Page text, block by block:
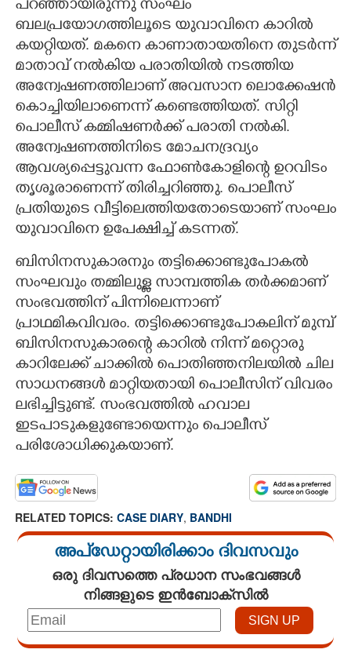
പറഞ്ഞായിരുന്നു സംഘം
ബലപ്രയോഗത്തിലൂടെ യുവാവിനെ കാറിൽ
കയറ്റിയത്. മകനെ കാണാതായതിനെ തുടർന്ന്
മാതാവ് നൽകിയ പരാതിയിൽ നടത്തിയ
അന്വേഷണത്തിലാണ് അവസാന ലൊക്കേഷൻ
കൊച്ചിയിലാണെന്ന് കണ്ടെത്തിയത്. സിറ്റി
പൊലീസ് കമ്മിഷണർക്ക് പരാതി നൽകി.
അന്വേഷണത്തിനിടെ മോചനദ്രവ്യം
ആവശ്യപ്പെട്ടുവന്ന ഫോൺകോളിന്റെ ഉറവിടം
തൃശൂരാണെന്ന് തിരിച്ചറിഞ്ഞു. പൊലീസ്
പ്രതിയുടെ വീട്ടിലെത്തിയതോടെയാണ് സംഘം
യുവാവിനെ ഉപേക്ഷിച്ച് കടന്നത്.
ബിസിനസുകാരനും തട്ടിക്കൊണ്ടുപോകൽ
സംഘവും തമ്മിലുള്ള സാമ്പത്തിക തർക്കമാണ്
സംഭവത്തിന് പിന്നിലെന്നാണ്
പ്രാഥമികവിവരം. തട്ടിക്കൊണ്ടുപോകലിന് മുമ്പ്
ബിസിനസുകാരന്റെ കാറിൽ നിന്ന് മറ്റൊരു
കാറിലേക്ക് ചാക്കിൽ പൊതിഞ്ഞനിലയിൽ ചില
സാധനങ്ങൾ മാറ്റിയതായി പൊലീസിന് വിവരം
ലഭിച്ചിട്ടുണ്ട്. സംഭവത്തിൽ ഹവാല
ഇടപാടുകളുണ്ടോയെന്നും പൊലീസ്
പരിശോധിക്കുകയാണ്.
RELATED TOPICS: CASE DIARY, BANDHI
അപ്ഡേറ്റായിരിക്കാം ദിവസവും
ഒരു ദിവസത്തെ പ്രധാന സംഭവങ്ങൾ
നിങ്ങളുടെ ഇൻബോക്സിൽ